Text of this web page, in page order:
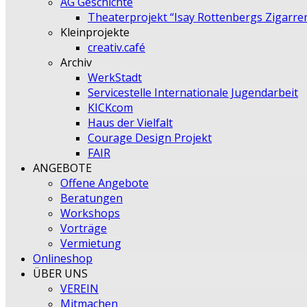
Theaterprojekt “Isay Rottenbergs
Kleinprojekte
creativ.café
Archiv
WerkStadt
Servicestelle Internationale Jugendarbeit
KICKcom
Haus der Vielfalt
Courage Design Projekt
FAIR
ANGEBOTE
Offene Angebote
Beratungen
Workshops
Vorträge
Vermietung
Onlineshop
ÜBER UNS
VEREIN
Mitmachen